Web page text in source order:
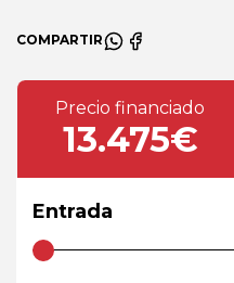
COMPARTIR
Precio financiado
13.475€
Entrada